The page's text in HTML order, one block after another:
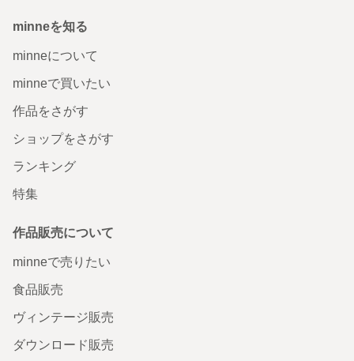
minneを知る
minneについて
minneで買いたい
作品をさがす
ショップをさがす
ランキング
特集
作品販売について
minneで売りたい
食品販売
ヴィンテージ販売
ダウンロード販売